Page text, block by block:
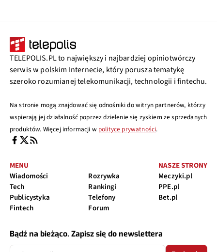
TELEPOLIS.PL to największy i najbardziej opiniotwórczy
serwis w polskim Internecie, który porusza tematykę
szeroko rozumianej telekomunikacji, technologii i fintechu.
Na stronie mogą znajdować się odnośniki do witryn partnerów, którzy
wspierają jej działalność poprzez dzielenie się zyskiem ze sprzedanych
produktów. Więcej informacji w polityce prywatności.
MENU
Wiadomości
Tech
Publicystyka
Fintech
Rozrywka
Rankingi
Telefony
Forum
NASZE STRONY
Meczyki.pl
PPE.pl
Bet.pl
Bądź na bieżąco. Zapisz się do newslettera